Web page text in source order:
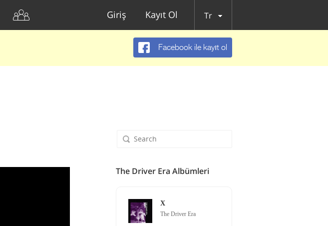
Giriş Kayıt Ol Tr
Facebook ile kayıt ol
The Driver Era Albümleri
X
The Driver Era